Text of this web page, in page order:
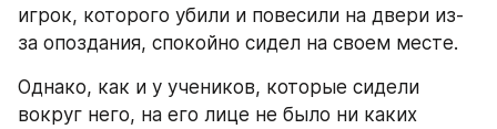
игрок, которого убили и повесили на двери из-
за опоздания, спокойно сидел на своем месте.
Однако, как и у учеников, которые сидели
вокруг него, на его лице не было ни каких